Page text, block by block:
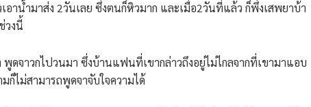
อาน้ำมาส่ง 2วันเลย ซึ่งตนก็หิวมาก และเมื่อ2วันที่แล้ว ก็พึ่งเสพยาบ้า
วงนี้
ดจาวกไปวนมา ซึ่งบ้านแฟนที่เขากล่าวถึงอยู่ไม่ไกลจากที่เขามาแอบ
ไม่สามารถพูดจาจับใจความได้